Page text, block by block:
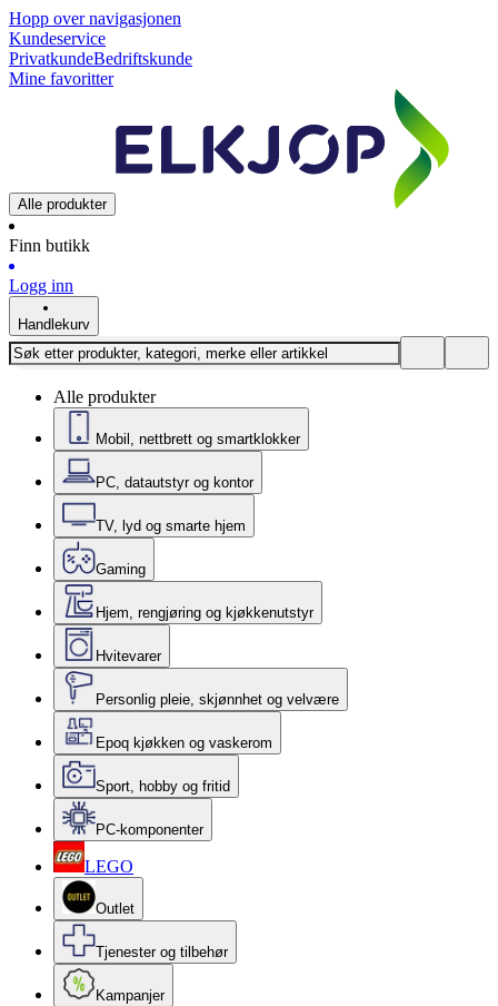
Hopp over navigasjonen
Kundeservice
PrivatkundeBedriftskunde
Mine favoritter
Alle produkter
Finn butikk
Logg inn
Handlekurv
Alle produkter
Mobil, nettbrett og smartklokker
PC, datautstyr og kontor
TV, lyd og smarte hjem
Gaming
Hjem, rengjøring og kjøkkenutstyr
Hvitevarer
Personlig pleie, skjønnhet og velvære
Epoq kjøkken og vaskerom
Sport, hobby og fritid
PC-komponenter
LEGO
Outlet
Tjenester og tilbehør
Kampanjer